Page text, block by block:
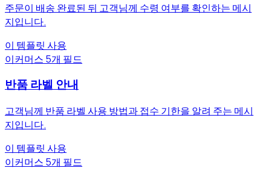
주문이 배송 완료된 뒤 고객님께 수령 여부를 확인하는 메시
지입니다.
이 템플릿 사용
이커머스 5개 필드
반품 라벨 안내
고객님께 반품 라벨 사용 방법과 접수 기한을 알려 주는 메시
지입니다.
이 템플릿 사용
이커머스 5개 필드